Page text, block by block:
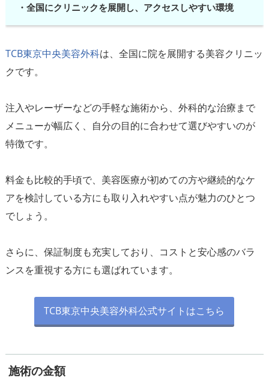
・全国にクリニックを展開し、アクセスしやすい環境
TCB東京中央美容外科は、全国に院を展開する美容クリニッ
クです。
注入やレーザーなどの手軽な施術から、外科的な治療まで
メニューが幅広く、自分の目的に合わせて選びやすいのが
特徴です。
料金も比較的手頃で、美容医療が初めての方や継続的なケ
アを検討している方にも取り入れやすい点が魅力のひとつ
でしょう。
さらに、保証制度も充実しており、コストと安心感のバラ
ンスを重視する方にも選ばれています。
TCB東京中央美容外科公式サイトはこちら
施術の金額